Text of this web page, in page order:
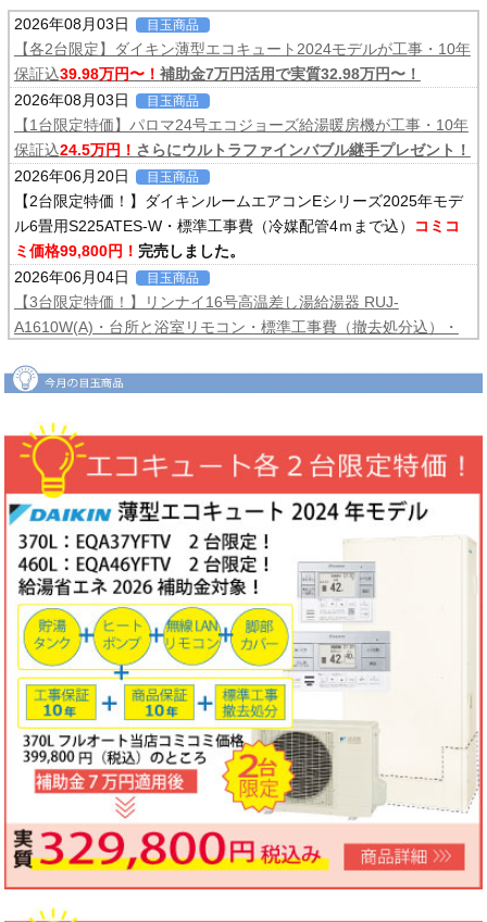
2026年08月03日 目玉商品
【各2台限定】ダイキン薄型エコキュート2024モデルが工事・10年
保証込39.98万円〜！ 補助金7万円活用で実質32.98万円〜！
2026年08月03日
目玉商品
【1台限定特価】パロマ24号エコジョーズ給湯暖房機が工事・10年
保証込24.5万円！ さらにウルトラファインバブル継手プレゼント！
2026年06月20日
目玉商品
【2台限定特価！】ダイキンルームエアコンEシリーズ2025年モデ
ル6畳用S225ATES-W・標準工事費（冷媒配管4ｍまで込）
コミコ
ミ価格99,800円！ 完売しました。
2026年06月04日
目玉商品
【3台限定特価！】リンナイ16号高温差し湯給湯器 RUJ-
A1610W(A)・台所と浴室リモコン・標準工事費（撤去処分込）・
2026年06月04日
デル6畳用S225ATCS-W・標準工事費（冷媒配管4ｍまで込）商品5
年保証付きコミコミ価格128,000円！
2026年06月02日
キャンペーン
ノーリツでおトクに買替え！ノーリツ対象製品の購入・設置・アプ
リ接続で
現金最大35,000円
がもれなくもらえるキャッシュバックキ
ャンペーン2026第2弾。キャンペーン期間：2026年6月1日～12月
18日まで
2026年06月02日
目玉商品
【1台限定特価！】三菱ルームエアコン霧ヶ峰GVシリーズ10畳用
MSZ-GV2823-W・標準工事費（冷媒配管4ｍまで込）コミコミ価格
99,800円！完売しました
2026年05月22日
お知らせ
ノーリツ・リンナイ・パロマ製品の値上げに伴う価格改定について
2026年05月18日
目玉商品
ノーリツビルトインコンロ「N3WV6M」工事費コミコミ特価！今
なら「ロティプレートS」プレゼント！3台限定コミコミ価格
79,800円！数量限定のため、なくなり次第終了となります。
2026年05月15日
目玉商品
パロマ屋外式エコジョーズふろ給湯器台数限定大特価！20号オート
FH-E2011SAWL(K)マルチリモコンセットMFC-250V・標準工事費